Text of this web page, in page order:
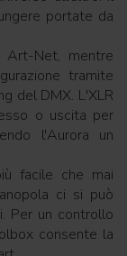
portate da
Net, mentre
tramite
del DMX. L'XLR
o uscita per
l'Aurora un
facile che mai
ci si può
Per un controllo
consente la